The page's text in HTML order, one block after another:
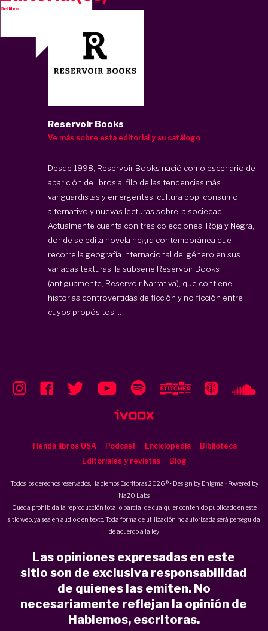
Reservoir Books
Ve más sobre esta editorial y su catálogo
Desde 1998, Reservoir Books nació como escenario de
aparición de libros al filo de las tendencias más
vanguardistas y emergentes: cultura pop, consumo
alternativo y nuevas lecturas sobre la sociedad.
Actualmente cuenta con tres colecciones: Roja y Negra,
donde se edita novela negra contemporánea que
recorre la geografía internacional del género en sus
variadas texturas; la subserie Reservoir Books
(antiguamente, Reservoir Narrativa), que contiene
historias controvertidas de ficción y no ficción entre
cuyos propósitos ...
Tienda libros USA Podcast Enciclopedia
Biblioteca
Editoriales y revistas
Blog
Todos los derechos reservados, Hablemos Escritoras 2026 ® • Design by Enigma • Powered by
NaZO Labs
Queda prohibida la reproducción total o parcial de cualquier contenido publicado en este
sitio web, ya sea en audio o en texto. Toda forma de utilización no autorizada será perseguida
de acuerdo a la ley.
Las opiniones expresadas en este
sitio son de exclusiva responsabilidad
de quienes las emiten. No
necesariamente reflejan la opinión de
Hablemos, escritoras.